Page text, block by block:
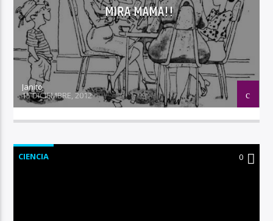
MIRA MAMA!!
Janito
15 DICIEMBRE, 2012
CIENCIA 0